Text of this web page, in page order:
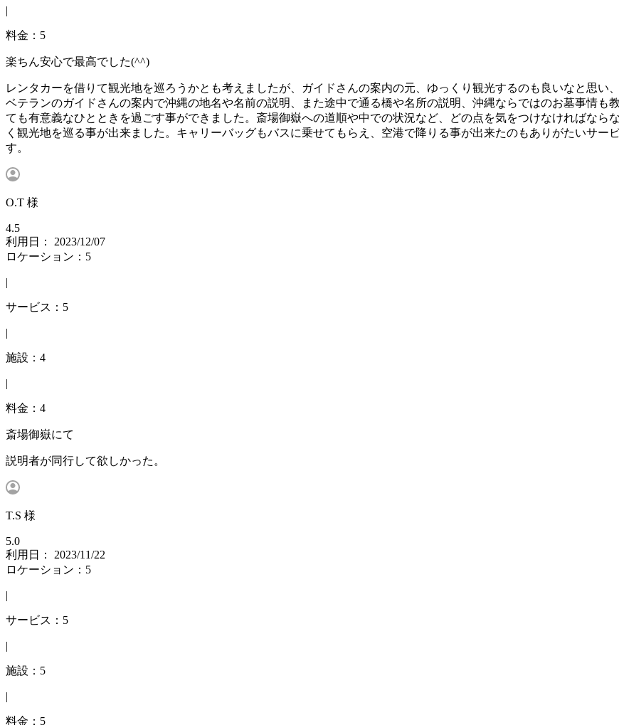
|
料金：5
楽ちん安心で最高でした(^^)
レンタカーを借りて観光地を巡ろうかとも考えましたが、ガイドさんの案内の元、ゆっくり観光するのも良いなと思い
ベテランのガイドさんの案内で沖縄の地名や名前の説明、また途中で通る橋や名所の説明、沖縄ならではのお墓事情も
ても有意義なひとときを過ごす事ができました。斎場御嶽への道順や中での状況など、どの点を気をつけなければなら
く観光地を巡る事が出来ました。キャリーバッグもバスに乗せてもらえ、空港で降りる事が出来たのもありがたいサ
す。
O.T 様
4.5
利用日： 2023/12/07
ロケーション：5
|
サービス：5
|
施設：4
|
料金：4
斎場御嶽にて
説明者が同行して欲しかった。
T.S 様
5.0
利用日： 2023/11/22
ロケーション：5
|
サービス：5
|
施設：5
|
料金：5